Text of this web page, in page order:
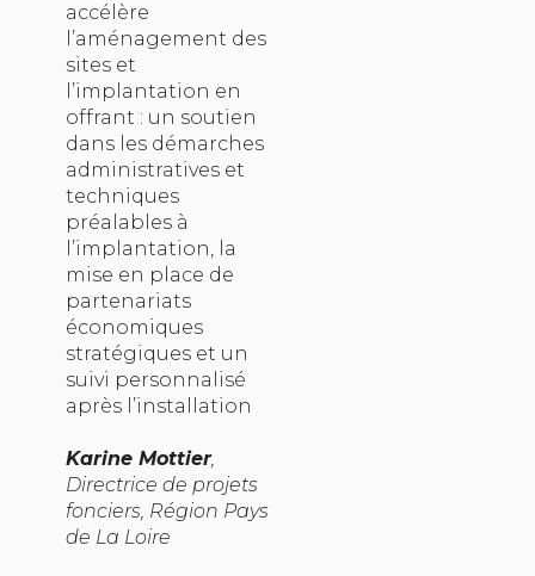
accélère
l’aménagement des
sites et
l’implantation en
offrant : un soutien
dans les démarches
administratives et
techniques
préalables à
l’implantation, la
mise en place de
partenariats
économiques
stratégiques et un
suivi personnalisé
après l’installation
Karine Mottier,
Directrice de projets
fonciers, Région Pays
de La Loire